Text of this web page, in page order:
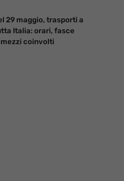
29 maggio, trasporti a
Italia: orari, fasce
coinvolti